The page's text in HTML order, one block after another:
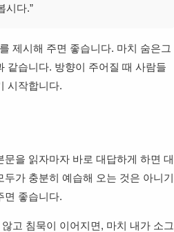
시다.”
제시해 주면 좋습니다. 마치 숨은그
같습니다. 방향이 주어질 때 사람들
시작합니다.
을 읽자마자 바로 대답하게 하면 대
가 충분히 예습해 오는 것은 아니기
면 좋습니다.
고 침묵이 이어지면, 마치 내가 소그